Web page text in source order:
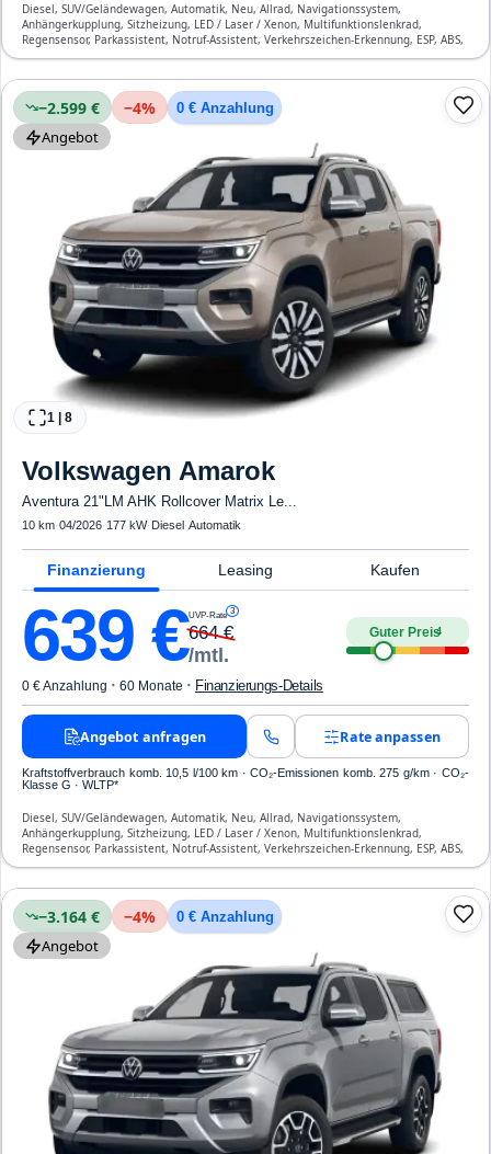
Diesel, SUV/Geländewagen, Automatik, Neu, Allrad, Navigationssystem,
Anhängerkupplung, Sitzheizung, LED / Laser / Xenon, Multifunktionslenkrad,
Regensensor, Parkassistent, Notruf-Assistent, Verkehrszeichen-Erkennung, ESP, ABS,
Klimatisierung, Airbag
−2.599 € −4% 0 € Anzahlung
Angebot
1 8
Volkswagen Amarok
Aventura 21"LM AHK Rollcover Matrix Le...
10 km·04/2026· 177 kW· Diesel·Automatik
Finanzierung Leasing Kaufen
639 €UVP-Rate 3
664€
/mtl.
Guter Preis4
0 € Anzahlung · 60 Monate · Finanzierungs-Details
Angebot anfragen Rate anpassen
Kraftstoffverbrauch komb. 10,5 l/100 km · CO₂-Emissionen komb. 275 g/km · CO₂-
Klasse G · WLTP*
Diesel, SUV/Geländewagen, Automatik, Neu, Allrad, Navigationssystem,
Anhängerkupplung, Sitzheizung, LED / Laser / Xenon, Multifunktionslenkrad,
Regensensor, Parkassistent, Notruf-Assistent, Verkehrszeichen-Erkennung, ESP, ABS,
Klimatisierung, Airbag
−3.164 € −4% 0 € Anzahlung
Angebot